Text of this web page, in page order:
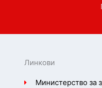
Линкови
Министерство за